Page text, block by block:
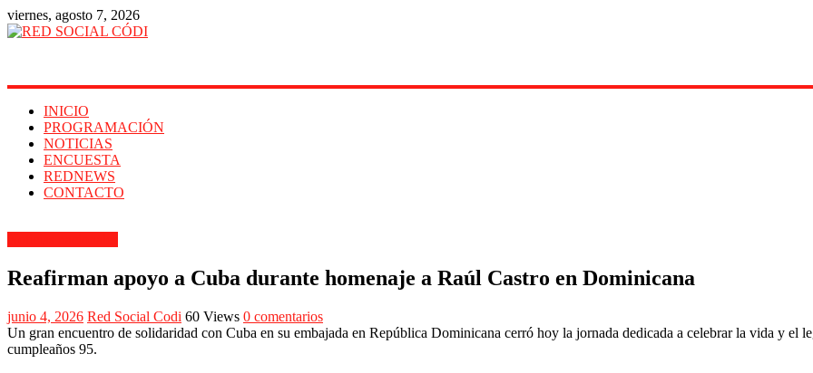
viernes, agosto 7, 2026
SOCIAL
CÓDI
IMAGEN
INTERNET
INICIO
PROGRAMACIÓN
NOTICIAS
ENCUESTA
REDNEWS
CONTACTO
Reafirman apoyo a Cuba durante homenaje a Raúl Castro en Dominicana
junio 4, 2026 Red Social Codi 60 Views 0 comentarios
Un gran encuentro de solidaridad con Cuba en su embajada en República Dominicana cerró hoy la jornada dedicada a celebrar la vida y el
cumpleaños 95.